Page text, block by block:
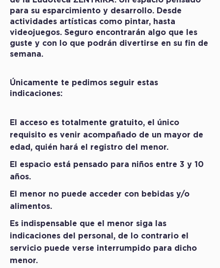
para su esparcimiento y desarrollo. Desde
actividades artísticas como pintar, hasta
videojuegos. Seguro encontrarán algo que les
guste y con lo que podrán divertirse en su fin de
semana.
Únicamente te pedimos seguir estas
indicaciones:
El acceso es totalmente gratuito, el único
requisito es venir acompañado de un mayor de
edad, quién hará el registro del menor.
El espacio está pensado para niños entre 3 y 10
años.
El menor no puede acceder con bebidas y/o
alimentos.
Es indispensable que el menor siga las
indicaciones del personal, de lo contrario el
servicio puede verse interrumpido para dicho
menor.